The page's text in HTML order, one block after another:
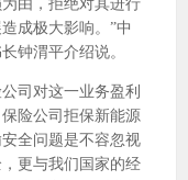
由，拒绝对其进行
成极大影响。”中
钟渭平介绍说。
司对这一业务盈利
险公司拒保新能源
全问题是不容忽视
更与我们国家的经